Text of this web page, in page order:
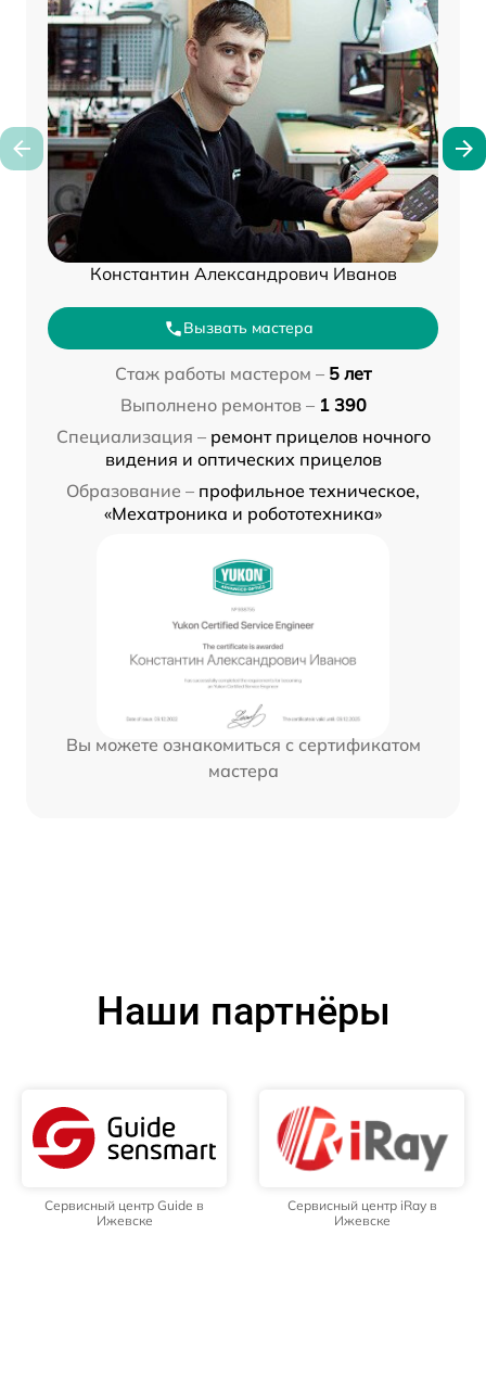
Константин Александрович Иванов
Вызвать мастера
Стаж работы мастером – 5 лет
Выполнено ремонтов – 1 390
Специализация – ремонт прицелов ночного
видения и оптических прицелов
Образование – профильное техническое,
«Мехатроника и робототехника»
Вы можете ознакомиться с сертификатом
мастера
Наши партнёры
Сервисный центр Guide в
Ижевске
Сервисный центр iRay в
Ижевске